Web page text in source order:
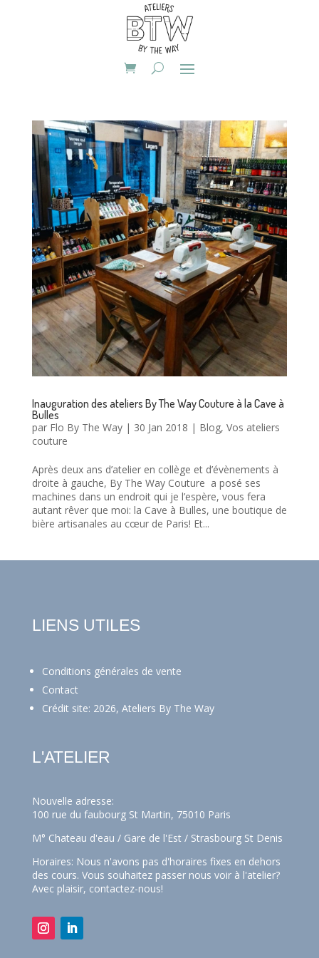
Inauguration des ateliers By The Way Couture à la Cave à
Bulles
par Flo By The Way| 30 Jan 2018 | Blog, Vos ateliers
couture
Après deux ans d’atelier en collège et d’évènements à
droite à gauche, By The Way Couture a posé ses
machines dans un endroit qui je l’espère, vous fera
autant rêver que moi: la Cave à Bulles, une boutique de
bière artisanales au cœur de Paris! Et...
LIENS UTILES
Conditions générales de vente
Contact
Crédit site: 2026, Ateliers By The Way
L'ATELIER
Nouvelle adresse:
100 rue du faubourg St Martin, 75010 Paris
M° Chateau d'eau / Gare de l'Est / Strasbourg St Denis
Horaires: Nous n'avons pas d'horaires fixes en dehors
des cours. Vous souhaitez passer nous voir à l'atelier?
Avec plaisir, contactez-nous!